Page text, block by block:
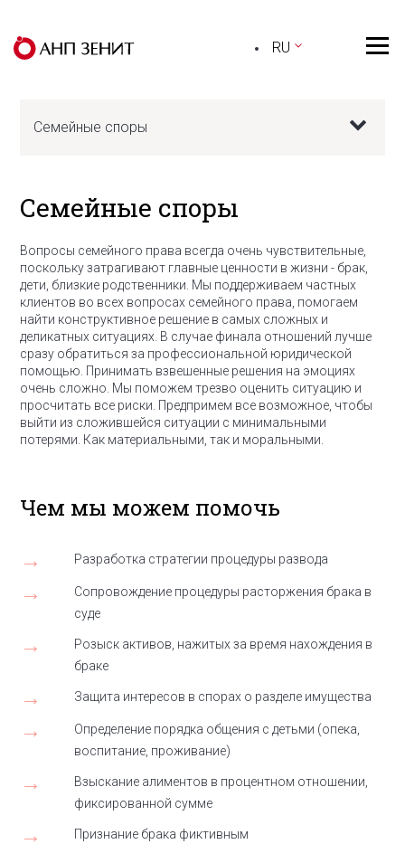
RU
Семейные споры
Семейные споры
Вопросы семейного права всегда очень чувствительные,
поскольку затрагивают главные ценности в жизни - брак,
дети, близкие родственники. Мы поддерживаем частных
клиентов во всех вопросах семейного права, помогаем
найти конструктивное решение в самых сложных и
деликатных ситуациях. В случае финала отношений лучше
сразу обратиться за профессиональной юридической
помощью. Принимать взвешенные решения на эмоциях
очень сложно. Мы поможем трезво оценить ситуацию и
просчитать все риски. Предпримем все возможное, чтобы
выйти из сложившейся ситуации с минимальными
потерями. Как материальными, так и моральными.
Чем мы можем помочь
→ Разработка стратегии процедуры развода
→
Сопровождение процедуры расторжения брака в
суде
→
Розыск активов, нажитых за время нахождения в
браке
→ Защита интересов в спорах о разделе имущества
→
Определение порядка общения с детьми (опека,
воспитание, проживание)
→
Взыскание алиментов в процентном отношении,
фиксированной сумме
→ Признание брака фиктивным